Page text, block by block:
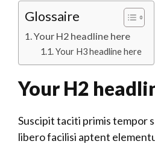
Glossaire
Your H2 headline here
Your H3 headline here
Your H2
Suscipit taciti primis tempor
libero facilisi aptent